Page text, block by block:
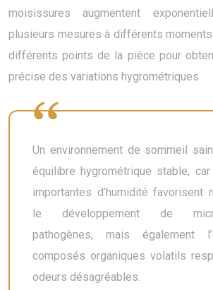
moisissures augmentent
plusieurs mesures à différents
différents points de la pièce pour
précise des variations hygrométriques.
Un environnement de sommeil
équilibre hygrométrique stable,
importantes d’humidité favorisent
le développement de micro-
pathogènes, mais également
composés organiques volatils
odeurs désagréables.